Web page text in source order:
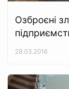
Озброєні
28.03.2016